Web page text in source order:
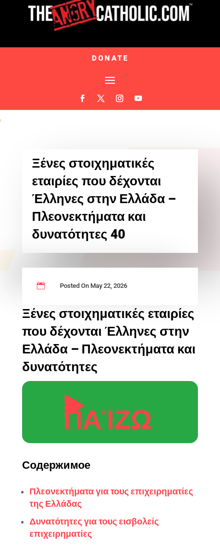
DONATE
Ξένες στοιχηματικές
εταιρίες που δέχονται
Έλληνες στην Ελλάδα –
Πλεονεκτήματα και
δυνατότητες 40
 Posted On May 22, 2026
Ξένες στοιχηματικές εταιρίες
που δέχονται Έλληνες στην
Ελλάδα – Πλεονεκτήματα και
δυνατότητες
▶️
ΠΑΊΖΩ
Содержимое
Πλεονεκτήματα για τους επιχειρηματίες
της Ελλάδας
Δυνατότητες για τους εισβολείς
επιχειρηματίες